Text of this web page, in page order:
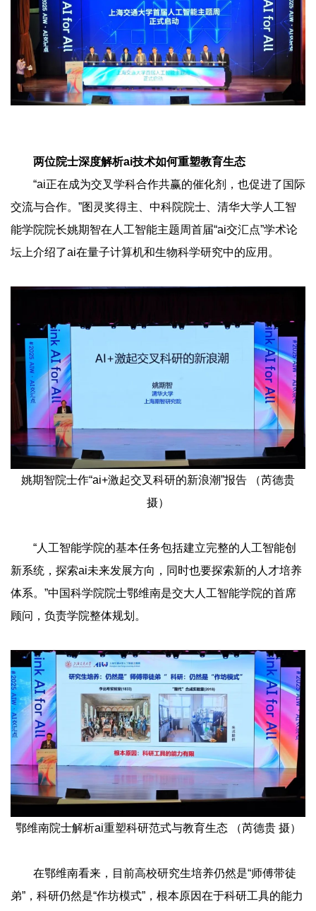
两位院士深度解析ai技术如何重塑教育生态
“ai正在成为交叉学科合作共赢的催化剂，也促进了国际
交流与合作。”图灵奖得主、中科院院士、清华大学人工智
能学院院长姚期智在人工智能主题周首届“ai交汇点”学术论
坛上介绍了ai在量子计算机和生物科学研究中的应用。
姚期智院士作“ai+激起交叉科研的新浪潮”报告 （芮德贵
摄）
“人工智能学院的基本任务包括建立完整的人工智能创
新系统，探索ai未来发展方向，同时也要探索新的人才培养
体系。”中国科学院院士鄂维南是交大人工智能学院的首席
顾问，负责学院整体规划。
鄂维南院士解析ai重塑科研范式与教育生态 （芮德贵 摄）
在鄂维南看来，目前高校研究生培养仍然是“师傅带徒
弟”，科研仍然是“作坊模式”，根本原因在于科研工具的能力